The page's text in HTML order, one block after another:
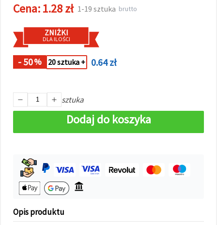
używanie
wszystkich
klikając
"Akceptuj
wskazać
Ustawieniach,
wybierając
dany typ
Akceptuj
wszystkie
Ustawienia
Cena:1.28 zł 1-19 sztuka brutto
ZNIŻKI
DLA ILOŚCI
- 50% 20 sztuka + 0.64 zł
sztuka
Dodaj do koszyka
Opis produktu